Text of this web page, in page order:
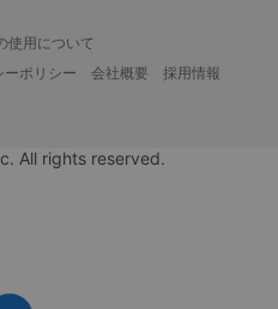
使用について
ーポリシー 会社概要
採用情報
All rights reserved.